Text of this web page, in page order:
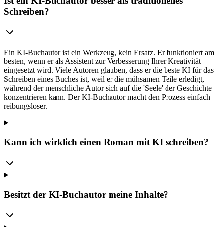
Schreiben?
Ein KI-Buchautor ist ein Werkzeug, kein Ersatz. Er funktioniert am
besten, wenn er als Assistent zur Verbesserung Ihrer Kreativität
eingesetzt wird. Viele Autoren glauben, dass er die beste KI für das
Schreiben eines Buches ist, weil er die mühsamen Teile erledigt,
während der menschliche Autor sich auf die 'Seele' der Geschichte
konzentrieren kann. Der KI-Buchautor macht den Prozess einfach
reibungsloser.
Kann ich wirklich einen Roman mit KI schreiben?
Besitzt der KI-Buchautor meine Inhalte?